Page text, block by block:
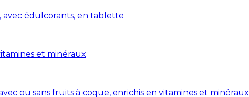
avec édulcorants, en tablette
et minéraux
ou sans fruits à coque, enrichis en vitamines et minéraux